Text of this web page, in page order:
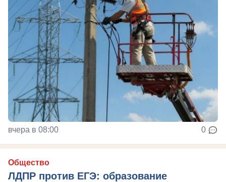
вчера в 08:00 0
Общество
ЛДПР против ЕГЭ: образование